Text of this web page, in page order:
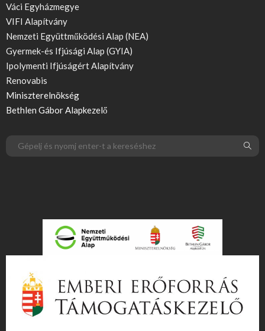
Váci Egyházmegye
VIFI Alapítvány
Nemzeti Együttműködési Alap (NEA)
Gyermek-és Ifjúsági Alap (GYIA)
Ipolymenti Ifjúságért Alapítvány
Renovabis
Miniszterelnökség
Bethlen Gábor Alapkezelő